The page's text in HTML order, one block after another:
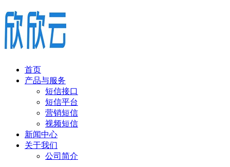
首页
产品与服务
短信接口
短信平台
营销短信
视频短信
新闻中心
关于我们
公司简介